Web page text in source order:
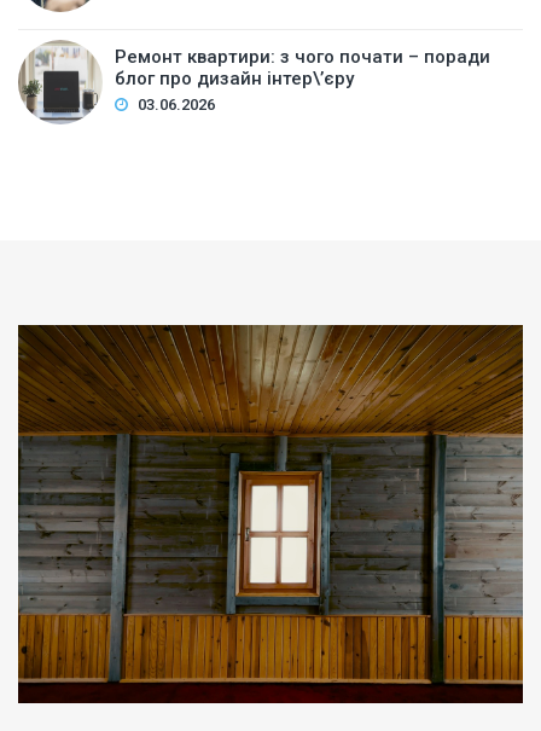
Ремонт квартири: з чого почати – поради
блог про дизайн інтер\’єру
03.06.2026